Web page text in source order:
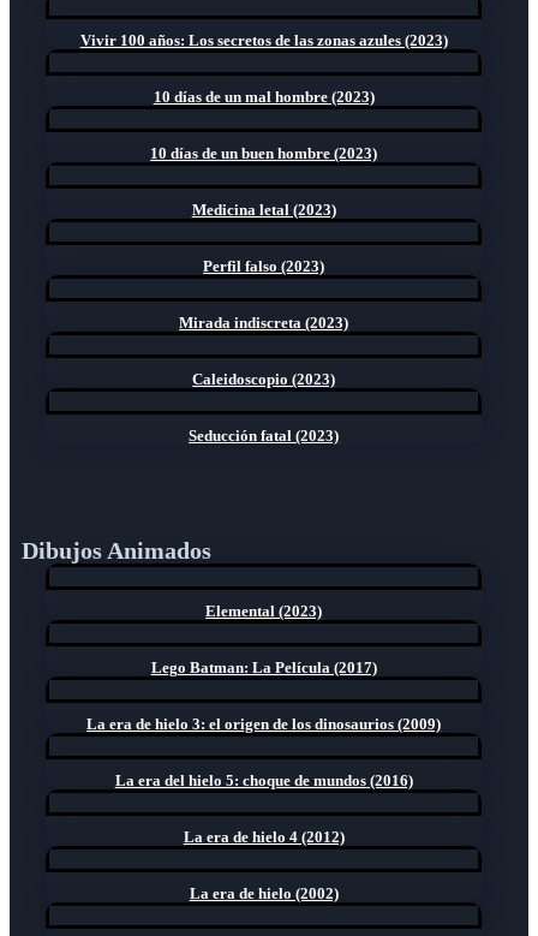
Vivir 100 años: Los secretos de las zonas azules (2023)
10 días de un mal hombre (2023)
10 días de un buen hombre (2023)
Medicina letal (2023)
Perfil falso (2023)
Mirada indiscreta (2023)
Caleidoscopio (2023)
Seducción fatal (2023)
Dibujos Animados
Elemental (2023)
Lego Batman: La Película (2017)
La era de hielo 3: el origen de los dinosaurios (2009)
La era del hielo 5: choque de mundos (2016)
La era de hielo 4 (2012)
La era de hielo (2002)